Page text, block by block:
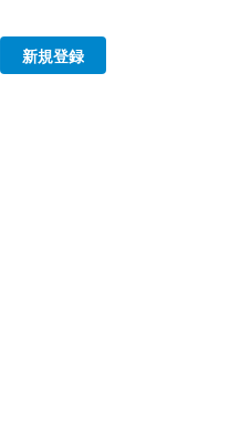
新規登録